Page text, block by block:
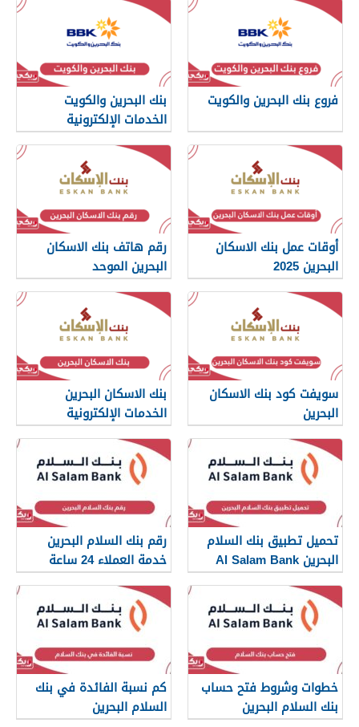
فروع بنك البحرين والكويت
بنك البحرين والكويت
الخدمات الإلكترونية
أوقات عمل بنك الاسكان
البحرين 2025
رقم هاتف بنك الاسكان
البحرين الموحد
سويفت كود بنك الاسكان
البحرين
بنك الاسكان البحرين
الخدمات الإلكترونية
تحميل تطبيق بنك السلام
البحرين Al Salam Bank
رقم بنك السلام البحرين
خدمة العملاء 24 ساعة
خطوات وشروط فتح حساب
بنك السلام البحرين
كم نسبة الفائدة في بنك
السلام البحرين